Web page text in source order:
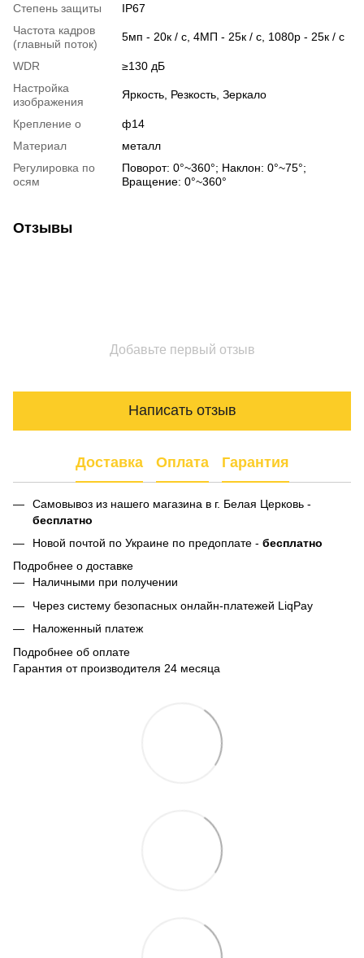
Степень защиты
IP67
Частота кадров
(главный поток)
5мп - 20к / с, 4МП - 25к / с, 1080р - 25к / с
WDR
≥130 дБ
Настройка
изображения
Яркость, Резкость, Зеркало
Крепление о
ф14
Материал
металл
Регулировка по
осям
Поворот: 0°~360°; Наклон: 0°~75°;
Вращение: 0°~360°
Отзывы
Добавьте первый отзыв
Написать отзыв
Доставка Оплата Гарантия
Самовывоз из нашего магазина в г. Белая Церковь -
бесплатно
Новой почтой по Украине по предоплате - бесплатно
Подробнее о доставке
Наличными при получении
Через систему безопасных онлайн-платежей LiqPay
Наложенный платеж
Подробнее об оплате
Гарантия от производителя 24 месяца